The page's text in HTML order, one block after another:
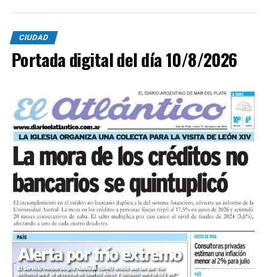
CIUDAD
Portada digital del día 10/8/2026